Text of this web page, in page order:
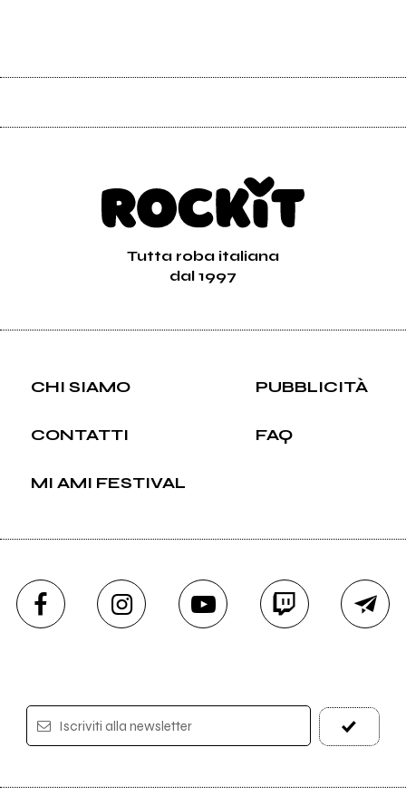
Tutta roba italiana
dal 1997
CHI SIAMO PUBBLICITÀ
CONTATTI FAQ
MI AMI FESTIVAL
Iscriviti alla newsletter